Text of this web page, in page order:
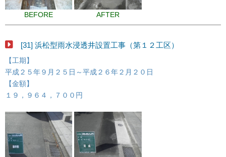
BEFORE AFTER
[31] 浜松型雨水浸透井設置工事（第１２工区）
【工期】
平成２５年９月２５日～平成２６年２月２０日
【金額】
１９，９６４，７００円